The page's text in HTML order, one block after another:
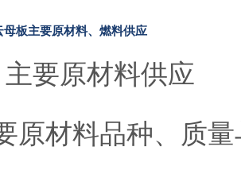
板主要原材料、燃料供应
主要原材料供应
原材料品种、质